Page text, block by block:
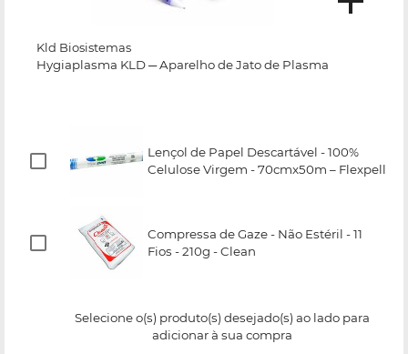
Kld Biosistemas
Hygiaplasma KLD ─ Aparelho de Jato de Plasma
Lençol de Papel Descartável - 100%
Celulose Virgem - 70cmx50m – Flexpell
Compressa de Gaze - Não Estéril - 11
Fios - 210g - Clean
Selecione o(s) produto(s) desejado(s) ao lado para
adicionar à sua compra